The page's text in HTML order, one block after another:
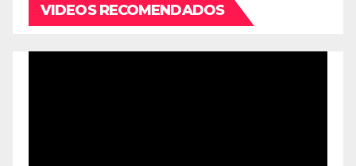
VIDEOS RECOMENDADOS